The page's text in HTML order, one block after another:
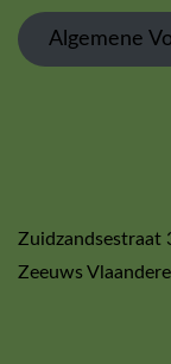
Algemene
Zuidzandsestraat
Zeeuws